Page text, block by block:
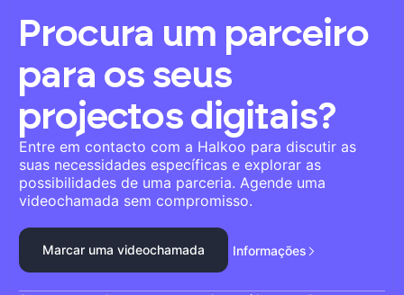
Procura um parceiro
para os seus
projectos digitais?
Entre em contacto com a Halkoo para discutir as
suas necessidades específicas e explorar as
possibilidades de uma parceria. Agende uma
videochamada sem compromisso.
Marcar uma videochamada Informações